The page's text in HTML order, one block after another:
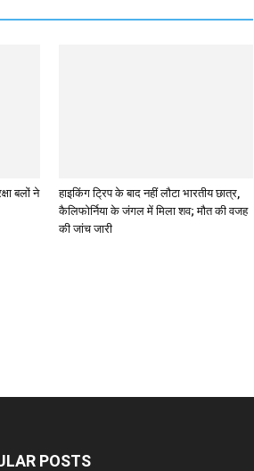
बलों ने
हाइकिंग ट्रिप के बाद नहीं लौटा भारतीय छात्र,
कैलिफोर्निया के जंगल में मिला शव; मौत की वजह
की जांच जारी
POSTS